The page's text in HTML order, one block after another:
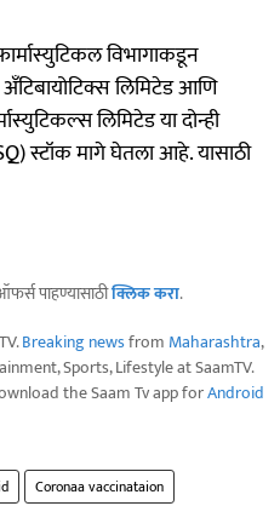
विभागाकडून
अँटिबायोटिक्स लिमिटेड आणि
लिमिटेड या दोन्ही
स्टॉक मागे घेतला आहे. यासाठी
पाहण्यासाठीक्लिक करा.
Breaking newsfrom Maharashtra,
Sports, Lifestyle at SaamTV.
the Saam Tv app forAndroid
Coronaa vaccinataion